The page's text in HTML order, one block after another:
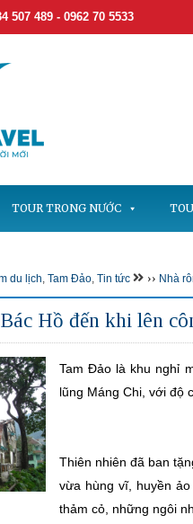
507 489 - 0962 70 5533
TOUR TRONG NƯỚC
du lịch, Tam Đảo, Tin tức ›› Nhà
Hồ đến khi lên
Tam Đảo là khu nghỉ
lũng Máng Chi, với độ
Thiên nhiên đã ban
vừa hùng vĩ, huyền
thảm cỏ, những ngôi